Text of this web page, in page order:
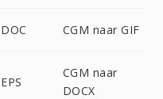
CGM naar GIF
CGM naar
DOCX